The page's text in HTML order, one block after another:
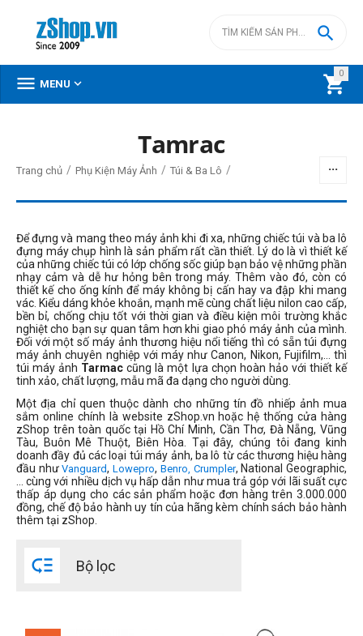
0


 MENU 
2590000đ 2790000 đ
Tamrac
Trang chủ / Phụ Kiện Máy Ảnh / Túi & Ba Lô /
Để đựng và mang theo máy ảnh khi đi xa, những chiếc túi và ba lô
đựng máy chụp hình là sản phẩm rất cần thiết. Lý do là vì thiết kế
của những chiếc túi có lớp chống sốc giúp bạn bảo vệ những phần
nhạy cảm và dễ hư hỏng bên trong máy. Thêm vào đó, còn có
thiết kế cho ống kính để máy không bị cấn hay va đập khi mang
vác. Kiểu dáng khỏe khoắn, mạnh mẽ cùng chất liệu nilon cao cấp,
bền bỉ, chống chịu tốt với thời gian và điều kiện môi trường khắc
nghiệt cho bạn sự quan tâm hơn khi giao phó máy ảnh của mình.
Đối với một số máy ảnh thương hiệu nổi tiếng thì có sẵn túi đựng
máy ảnh chuyên nghiệp với máy như Canon, Nikon, Fujifilm,… thì
túi máy ảnh Tarmac cũng là một lựa chọn hoàn hảo với thiết kế
tinh xảo, chất lượng, mẫu mã đa dạng cho người dùng.
Một địa chỉ quen thuộc dành cho những tín đồ nhiếp ảnh mua
sắm online chính là website zShop.vn hoặc hệ thống cửa hàng
zShop trên toàn quốc tại Hồ Chí Minh, Cần Thơ, Đà Nẵng, Vũng
Tàu, Buôn Mê Thuột, Biên Hòa. Tại đây, chúng tôi đang kinh
doanh đầy đủ các loại túi máy ảnh, ba lô từ các thương hiệu hàng
đầu như Vanguard,Lowepro, Benro, Crumpler, National Geographic,
… cùng với nhiều dịch vụ hấp dẫn như mua trả góp với lãi suất cực
thấp áp dụng cho các sản phẩm hoặc đơn hàng trên 3.000.000
đồng, chế độ bảo hành uy tín của hãng kèm chính sách bảo hành
thêm tại zShop
 Bộ lọc